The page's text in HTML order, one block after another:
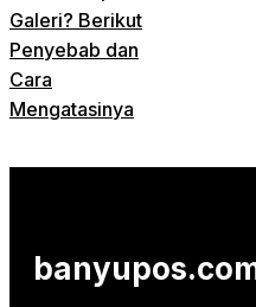
Galeri? Berikut
Penyebab dan
Cara
Mengatasinya